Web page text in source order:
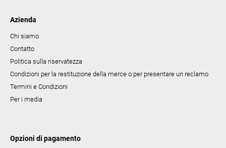
Azienda
Chi siamo
Contatto
Politica sulla riservatezza
Condizioni per la restituzione della merce o per presentare un reclamo
Termini e Condizioni
Per i media
Opzioni di pagamento